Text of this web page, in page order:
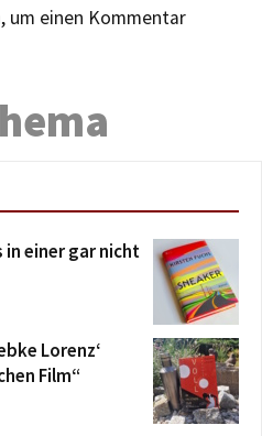
um einen Kommentar
in einer gar nicht
Lorenz‘
Film“